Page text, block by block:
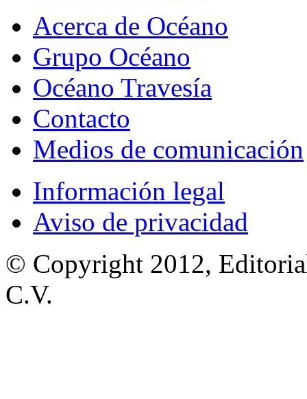
Acerca de Océano
Grupo Océano
Océano Travesía
Contacto
Medios de comunicación
Información legal
Aviso de privacidad
© Copyright 2012,
C.V.